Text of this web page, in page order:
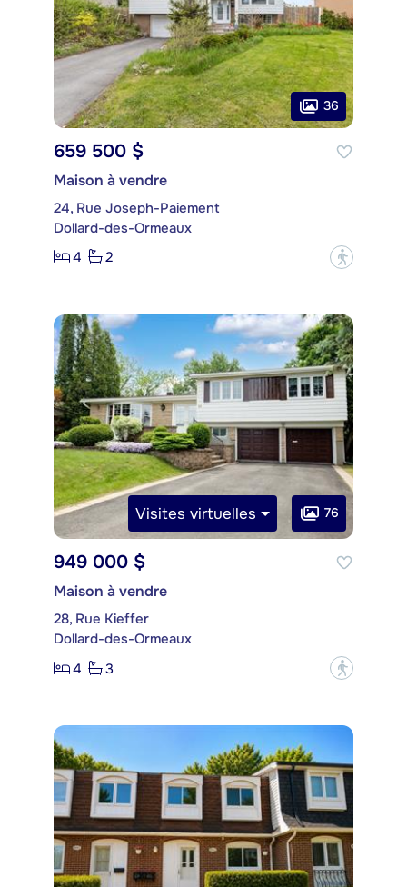
36
659 500 $
Maison à vendre
24, Rue Joseph-Paiement
Dollard-des-Ormeaux
4
2 ?
Visites virtuelles 76
949 000 $
Maison à vendre
28, Rue Kieffer
Dollard-des-Ormeaux
4
3 ?